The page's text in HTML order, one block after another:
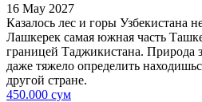
16 May 2027
Казалось лес и горы Узбекистана
Лашкерек самая южная часть
границей Таджикистана. Природа
даже тяжело определить
другой стране.
450.000 сум